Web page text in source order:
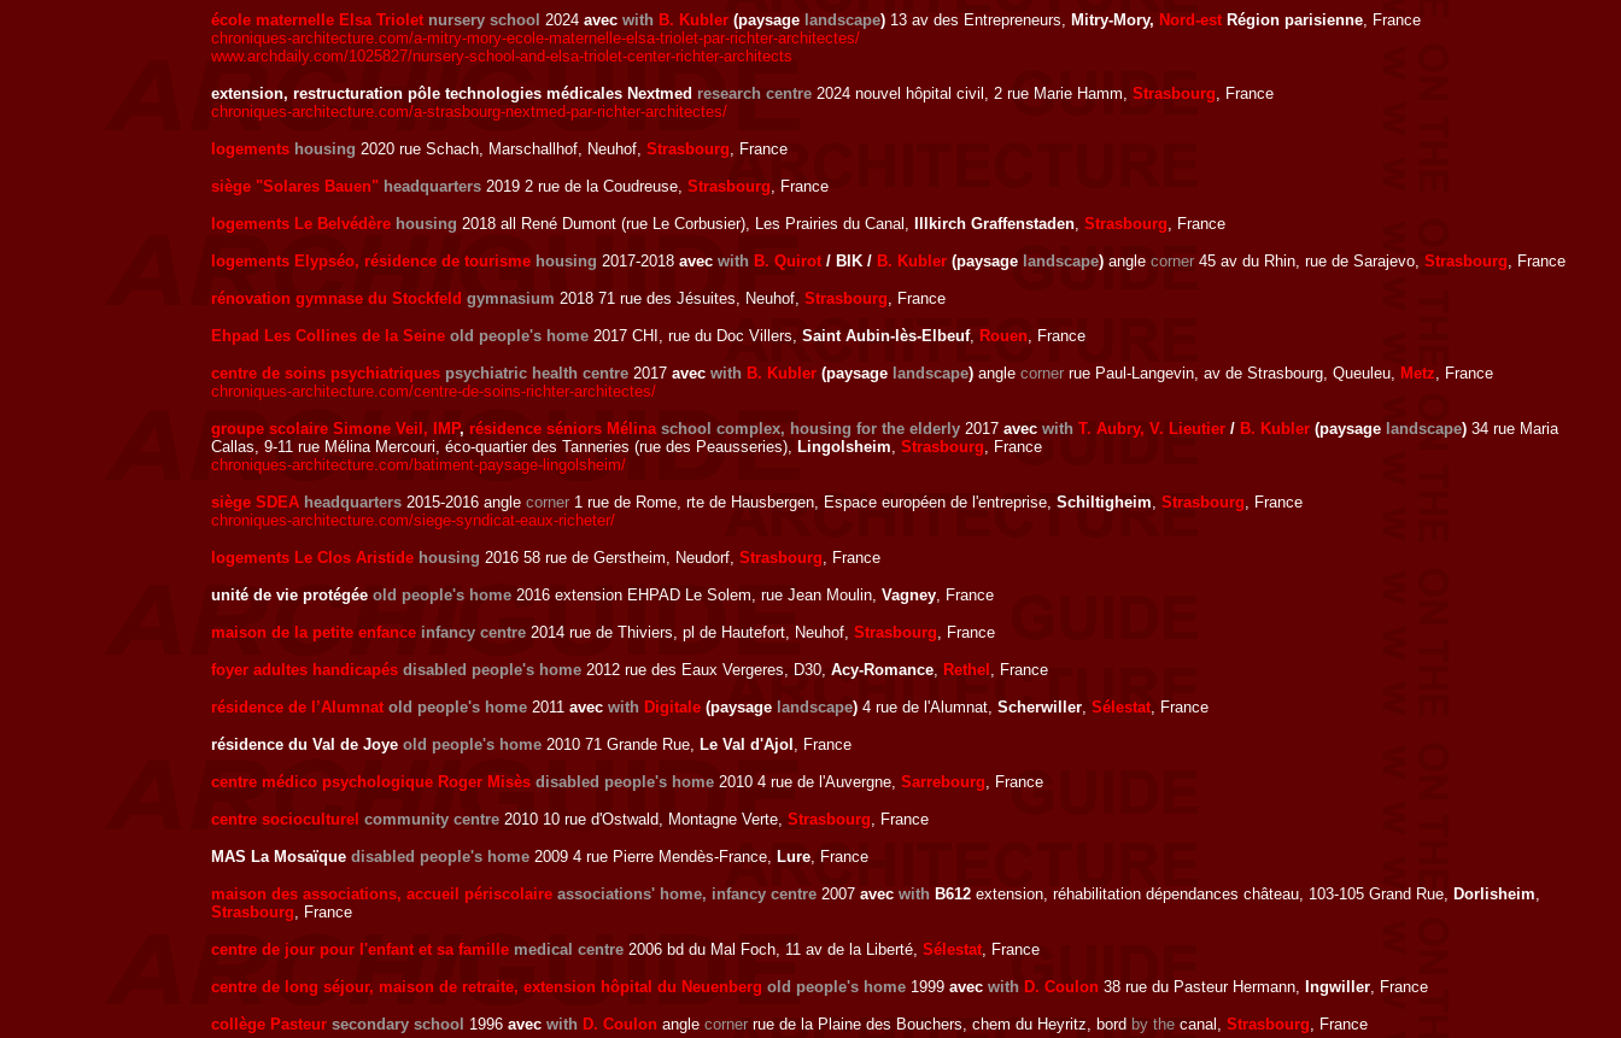
école maternelle Elsa Triolet nursery school 2024 avec with B. Kubler (paysage landscape) 13 av des Entrepreneurs, Mitry-Mory, Nord-est Région parisienne, France
chroniques-architecture.com/a-mitry-mory-ecole-maternelle-elsa-triolet-par-richter-architectes/
www.archdaily.com/1025827/nursery-school-and-elsa-triolet-center-richter-architects
extension, restructuration pôle technologies médicales Nextmed research centre 2024 nouvel hôpital civil, 2 rue Marie Hamm, Strasbourg, France
chroniques-architecture.com/a-strasbourg-nextmed-par-richter-architectes/
logements housing 2020 rue Schach, Marschallhof, Neuhof, Strasbourg, France
siège "Solares Bauen" headquarters 2019 2 rue de la Coudreuse, Strasbourg, France
logements Le Belvédère housing 2018 all René Dumont (rue Le Corbusier), Les Prairies du Canal, Illkirch Graffenstaden, Strasbourg, France
logements Elypséo, résidence de tourisme housing 2017-2018 avec with B. Quirot / BIK / B. Kubler (paysage landscape) angle corner 45 av du Rhin, rue de Sarajevo, Strasbourg, France
rénovation gymnase du Stockfeld gymnasium 2018 71 rue des Jésuites, Neuhof, Strasbourg, France
Ehpad Les Collines de la Seine old people's home 2017 CHI, rue du Doc Villers, Saint Aubin-lès-Elbeuf, Rouen, France
centre de soins psychiatriques psychiatric health centre 2017 avec with B. Kubler (paysage landscape) angle corner rue Paul-Langevin, av de Strasbourg, Queuleu, Metz, France
chroniques-architecture.com/centre-de-soins-richter-architectes/
groupe scolaire Simone Veil, IMP, résidence séniors Mélina school complex, housing for the elderly 2017 avec with T. Aubry, V. Lieutier / B. Kubler (paysage landscape) 34 rue Maria
Callas, 9-11 rue Mélina Mercouri, éco-quartier des Tanneries (rue des Peausseries), Lingolsheim, Strasbourg, France
chroniques-architecture.com/batiment-paysage-lingolsheim/
siège SDEA headquarters 2015-2016 angle corner 1 rue de Rome, rte de Hausbergen, Espace européen de l'entreprise, Schiltigheim, Strasbourg, France
chroniques-architecture.com/siege-syndicat-eaux-richeter/
logements Le Clos Aristide housing 2016 58 rue de Gerstheim, Neudorf, Strasbourg, France
unité de vie protégée old people's home 2016 extension EHPAD Le Solem, rue Jean Moulin, Vagney, France
maison de la petite enfance infancy centre 2014 rue de Thiviers, pl de Hautefort, Neuhof, Strasbourg, France
foyer adultes handicapés disabled people's home 2012 rue des Eaux Vergeres, D30, Acy-Romance, Rethel , France
résidence de l’Alumnat old people's home 2011 avec with Digitale (paysage landscape) 4 rue de l'Alumnat, Scherwiller, Sélestat, France
résidence du Val de Joye old people's home 2010 71 Grande Rue, Le Val d'Ajol , France
centre médico psychologique Roger Misès disabled people's home 2010 4 rue de l'Auvergne, Sarrebourg, France
centre socioculturel community centre 2010 10 rue d'Ostwald, Montagne Verte, Strasbourg, France
MAS La Mosaïque disabled people's home 2009 4 rue Pierre Mendès-France, Lure, France
maison des associations, accueil périscolaire associations' home, infancy centre 2007 avec with B612 extension, réhabilitation dépendances château, 103-105 Grand Rue, Dorlisheim,
Strasbourg, France
centre de jour pour l'enfant et sa famille medical centre 2006 bd du Mal Foch, 11 av de la Liberté, Sélestat, France
centre de long séjour, maison de retraite, extension hôpital du Neuenberg old people's home 1999 avec with D. Coulon 38 rue du Pasteur Hermann, Ingwiller, France
collège Pasteur secondary school 1996 avec with D. Coulon angle corner rue de la Plaine des Bouchers, chem du Heyritz, bord by the canal, Strasbourg, France